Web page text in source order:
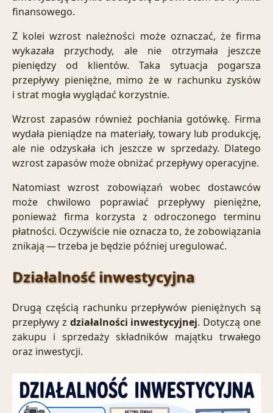
finansowego.
Z kolei wzrost należności może oznaczać, że firma
wykazała przychody, ale nie otrzymała jeszcze
pieniędzy od klientów. Taka sytuacja pogarsza
przepływy pieniężne, mimo że w rachunku zysków
i strat mogła wyglądać korzystnie.
Wzrost zapasów również pochłania gotówkę. Firma
wydała pieniądze na materiały, towary lub produkcję,
ale nie odzyskała ich jeszcze w sprzedaży. Dlatego
wzrost zapasów może obniżać przepływy operacyjne.
Natomiast wzrost zobowiązań wobec dostawców
może chwilowo poprawiać przepływy pieniężne,
ponieważ firma korzysta z odroczonego terminu
płatności. Oczywiście nie oznacza to, że zobowiązania
znikają — trzeba je będzie później uregulować.
Działalność inwestycyjna
Drugą częścią rachunku przepływów pieniężnych są
przepływy z działalności inwestycyjnej. Dotyczą one
zakupu i sprzedaży składników majątku trwałego
oraz inwestycji.